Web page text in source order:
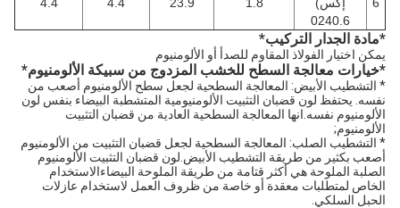
0240.6
مادة الجدار التركيب*
يمكن اختيار الفولاذ المقاوم للصدأ أو الألومنيوم
خيارات معالجة السطح للخشب المزدوج من سبيكة الألومنيوم*
* التشطيب الأبيض: المعالجة السطحية لجعل سطح الألومنيوم أصعب من
نفسه. يحتفظ لون قضبان التثبيت الألومنيومية المتشطبة البيضاء بنفس لون
الألومنيوم نفسه.انها المعالجة السطحية العادية من قضبان التثبيت
الألومنيوم;
* التشطيب الصلب: المعالجة السطحية لجعل قضبان التثبيت من الألومنيوم
أصعب بكثير من طريقة التشطيب الأبيض.لون قضبان التثبيت الألومنيوم
الصلبة الملوحة هي أكثر قتامة من طريقة الملوحة البيضاءالاستخدام
الخاص لمتطلبات معقدة أو خاصة من ظروف العمل لاستخدام عازلات
الحبل السلكي.